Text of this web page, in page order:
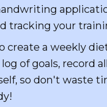
tracking your
create a weekly
log of goals, record
so don't waste